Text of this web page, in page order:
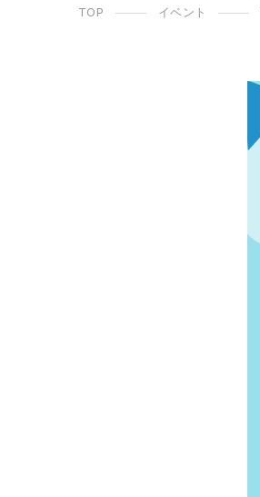
TOP イベント